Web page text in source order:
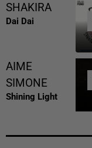
SHAKIRA
Dai Dai
AIME
SIMONE
Shining Light